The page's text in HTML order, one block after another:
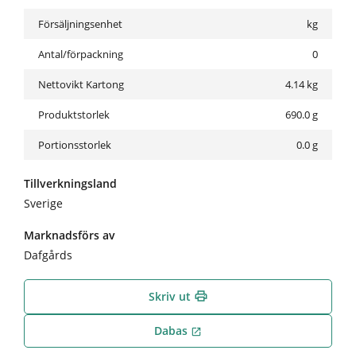
Försäljningsenhet kg
Antal/förpackning 0
Nettovikt Kartong 4.14kg
Produktstorlek 690.0 g
Portionsstorlek 0.0 g
Tillverkningsland
Sverige
Marknadsförs av
Dafgårds
Skriv ut print
Dabas open_in_new